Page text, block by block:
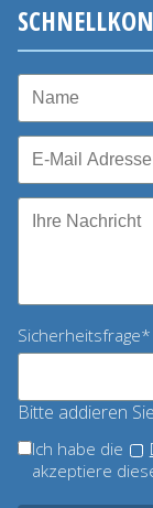
Pflichtfeld
Sicherheitsfrage*
Bitte addieren
Ich habe die
akzeptiere